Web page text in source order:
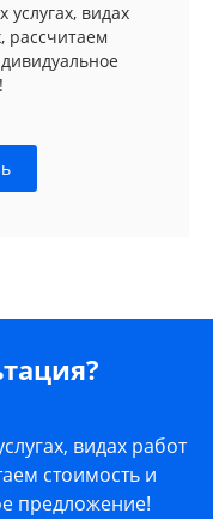
видах
рассчитаем
видах работ
стоимость и
предложение!